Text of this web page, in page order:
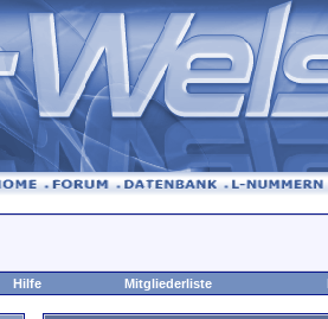
Hilfe Mitgliederliste